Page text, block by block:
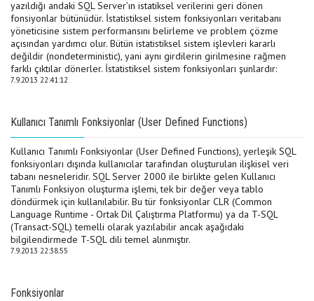
yazıldığı andaki SQL Server’ın istatiksel verilerini geri dönen
fonsiyonlar bütünüdür. İstatistiksel sistem fonksiyonları veritabanı
yöneticisine sistem performansını belirleme ve problem çözme
açısından yardımcı olur. Bütün istatistiksel sistem işlevleri kararlı
değildir (nondeterministic), yani aynı girdilerin girilmesine rağmen
farklı çıktılar dönerler. İstatistiksel sistem fonksiyonları şunlardır:
7.9.2013 22:41:12
Kullanıcı Tanımlı Fonksiyonlar (User Defined Functions)
Kullanıcı Tanımlı Fonksiyonlar (User Defined Functions), yerleşik SQL
fonksiyonları dışında kullanıcılar tarafından oluşturulan ilişkisel veri
tabanı nesneleridir. SQL Server 2000 ile birlikte gelen Kullanıcı
Tanımlı Fonksiyon oluşturma işlemi, tek bir değer veya tablo
döndürmek için kullanılabilir. Bu tür fonksiyonlar CLR (Common
Language Runtime - Ortak Dil Çalıştırma Platformu) ya da T-SQL
(Transact-SQL) temelli olarak yazılabilir ancak aşağıdaki
bilgilendirmede T-SQL dili temel alınmıştır.
7.9.2013 22:38:55
Fonksiyonlar